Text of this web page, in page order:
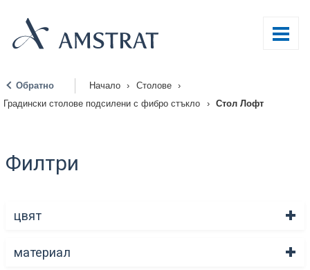
Обратно Начало › Столове
›
Градински столове подсилени с фибро стъкло
› Стол Лофт
Филтри
цвят
материал